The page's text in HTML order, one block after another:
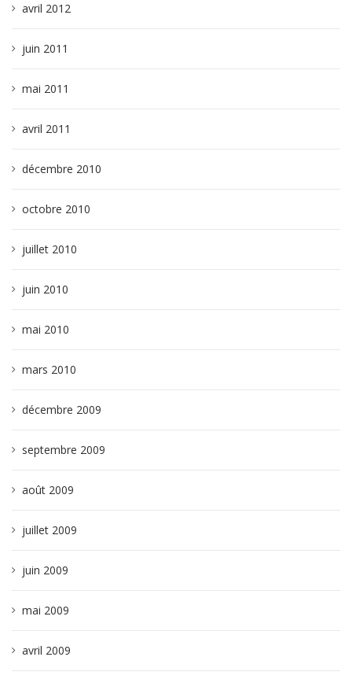
avril 2012
juin 2011
mai 2011
avril 2011
décembre 2010
octobre 2010
juillet 2010
juin 2010
mai 2010
mars 2010
décembre 2009
septembre 2009
août 2009
juillet 2009
juin 2009
mai 2009
avril 2009